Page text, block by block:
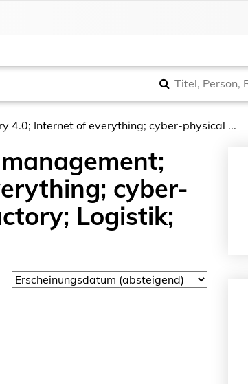
4.0; Internet of everything; cyber-physical ...
cyber-
Logistik;